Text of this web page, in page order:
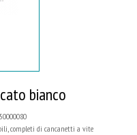
bianco
completi di cancanetti a vite